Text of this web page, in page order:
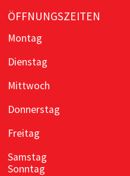
ÖFFNUNGSZEITEN
Montag
Dienstag
Mittwoch
Donnerstag
Freitag
Samstag
Sonntag